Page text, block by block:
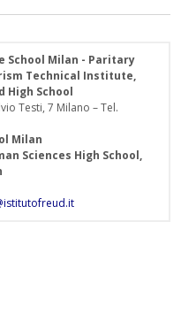
School Milan - Paritary
Technical Institute,
High School
Testi, 7 Milano – Tel.
Milan
Sciences High School,